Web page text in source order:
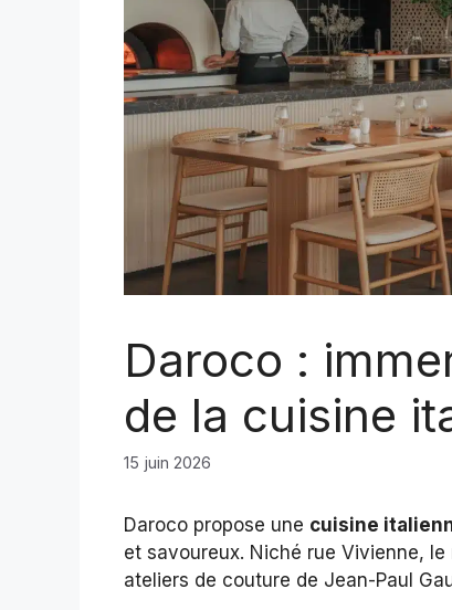
Daroco :
de la cuisine
15 juin 2026
Daroco propose une cuisine
et savoureux. Niché rue Vivienne,
ateliers de couture de Jean-Paul